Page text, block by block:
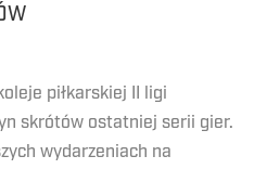
piłkarskiej II ligi
skrótów ostatniej serii gier.
wydarzeniach na